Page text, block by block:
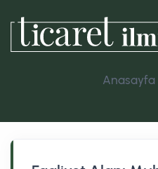
Anasayfa